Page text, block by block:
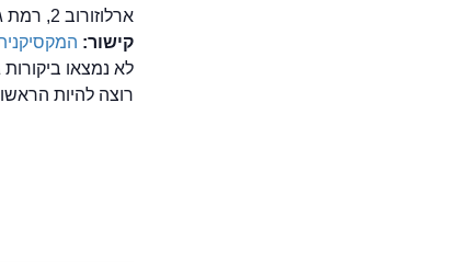
ארלוזורוב 2, רמת גן
קישור:
לא נמצאו
רוצה להיות